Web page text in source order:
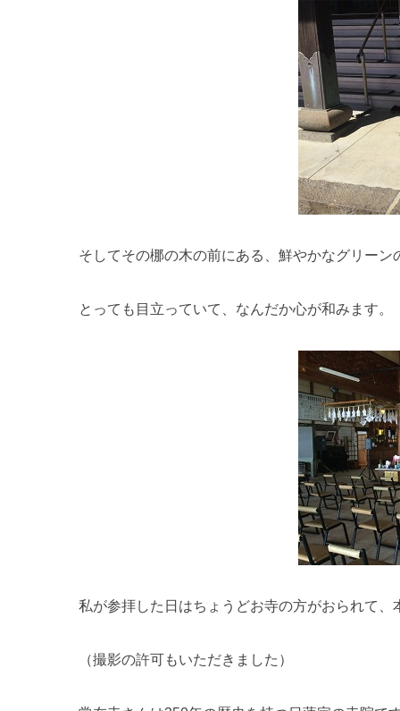
そしてその梛の木の前にある、鮮やかなグリーン
とっても目立っていて、なんだか心が和みます。
私が参拝した日はちょうどお寺の方がおられて
（撮影の許可もいただきました）